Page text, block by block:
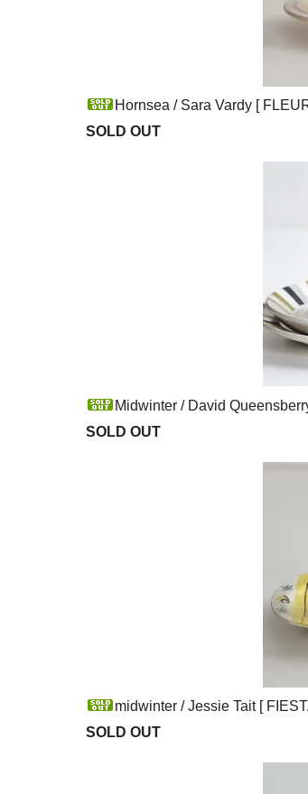
Hornsea / Sara Vardy [
SOLD OUT
Midwinter / David
SOLD OUT
midwinter / Jessie Tait [
SOLD OUT